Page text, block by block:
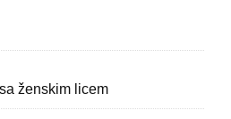
ženskim licem